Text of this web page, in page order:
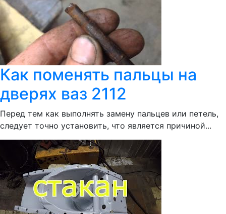
Как поменять пальцы на
дверях ваз 2112
Перед тем как выполнять замену пальцев или петель,
следует точно установить, что является причиной...